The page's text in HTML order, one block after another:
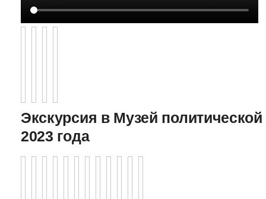
Экскурсия в Музей
2023 года